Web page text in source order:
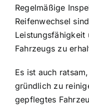
Regelmäßige
Reifenwechsel
Leistungsfähigkeit
Fahrzeugs zu
Es ist auch
gründlich zu
gepflegtes